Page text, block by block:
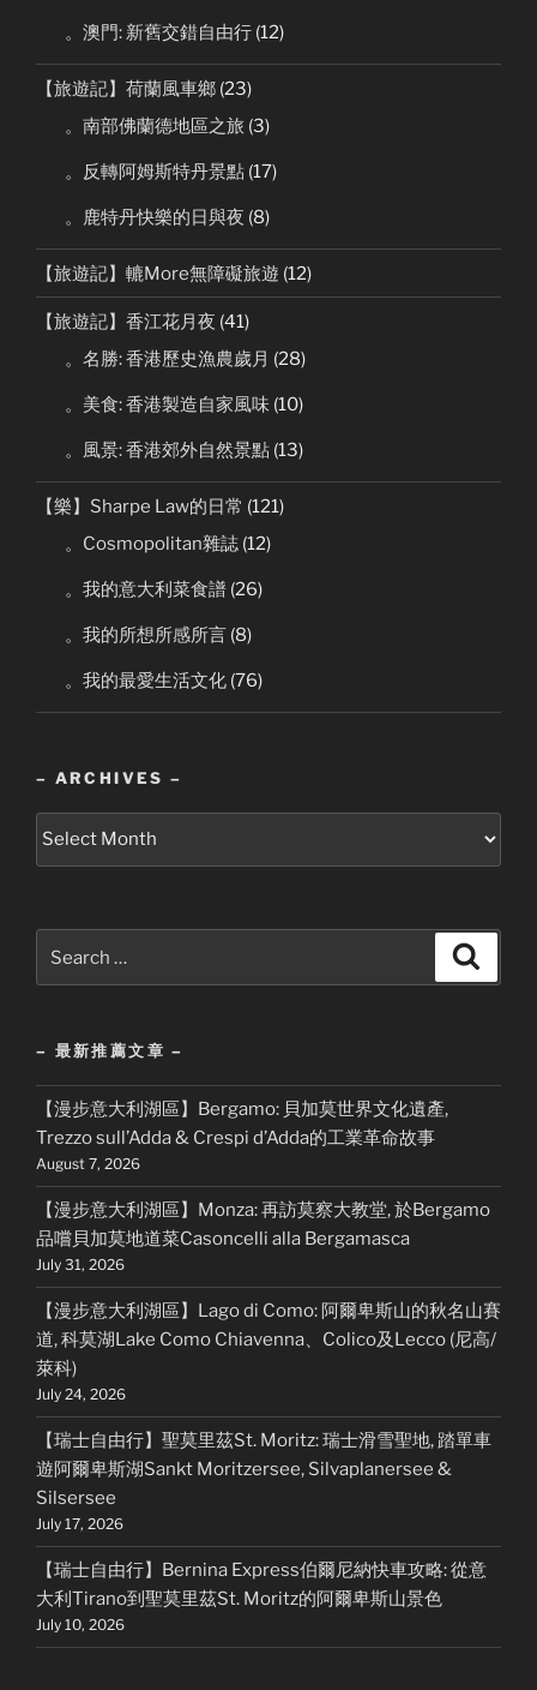
。澳門: 新舊交錯自由行 (12)
【旅遊記】荷蘭風車鄉 (23)
。南部佛蘭德地區之旅 (3)
。反轉阿姆斯特丹景點 (17)
。鹿特丹快樂的日與夜 (8)
【旅遊記】轆More無障礙旅遊 (12)
【旅遊記】香江花月夜 (41)
。名勝: 香港歷史漁農歲月 (28)
。美食: 香港製造自家風味 (10)
。風景: 香港郊外自然景點 (13)
【樂】Sharpe Law的日常 (121)
。Cosmopolitan雜誌 (12)
。我的意大利菜食譜 (26)
。我的所想所感所言 (8)
。我的最愛生活文化 (76)
– ARCHIVES –
for:
– 最新推薦文章 –
【漫步意大利湖區】Bergamo: 貝加莫世界文化遺產,
Trezzo sull’Adda & Crespi d’Adda的工業革命故事
August 7, 2026
【漫步意大利湖區】Monza: 再訪莫察大教堂, 於Bergamo
品嚐貝加莫地道菜Casoncelli alla Bergamasca
July 31, 2026
【漫步意大利湖區】Lago di Como: 阿爾卑斯山的秋名山賽
道, 科莫湖Lake Como Chiavenna、Colico及Lecco (尼高/
萊科)
July 24, 2026
【瑞士自由行】聖莫里茲St. Moritz: 瑞士滑雪聖地, 踏單車
遊阿爾卑斯湖Sankt Moritzersee, Silvaplanersee &
Silsersee
July 17, 2026
【瑞士自由行】Bernina Express伯爾尼納快車攻略: 從意
大利Tirano到聖莫里茲St. Moritz的阿爾卑斯山景色
July 10, 2026